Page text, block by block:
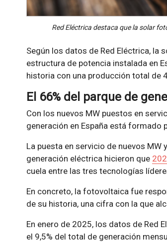
Red Eléctrica destaca que la solar
Según los datos de Red Eléctrica, la
estructura de potencia instalada en
historia con una producción total de
El 66% del parque de
Con los nuevos MW puestos en
generación en España está formado
La puesta en servicio de nuevos
generación eléctrica hicieron que
cuela entre las tres tecnologías
En concreto, la fotovoltaica fue
de su historia, una cifra con la que
En enero de 2025, los datos de Red
el 9,5% del total de generación